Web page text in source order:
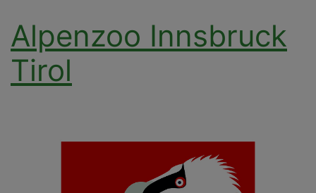
Alpenzoo Innsbruck
Tirol